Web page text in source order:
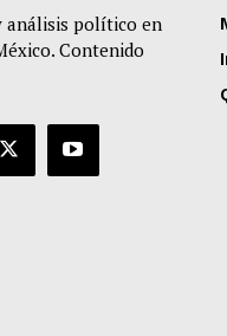
análisis político en
Contenido